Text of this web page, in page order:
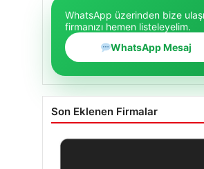
WhatsApp üzerinden bize
firmanızı hemen listeleyelim.
WhatsApp Mesaj
Son Eklenen Firmalar